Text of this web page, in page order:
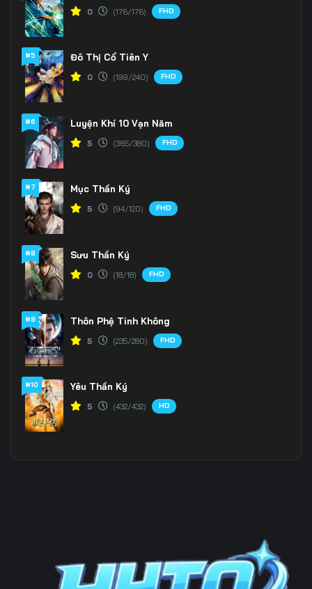
0 (176/176) FHD
#5 Đô Thị Cổ Tiên Y
0 (199/240) FHD
#6 Luyện Khí 10 Vạn Năm
5 (365/380) FHD
#7 Mục Thần Ký
5 (94/120) FHD
#8 Sưu Thần Ký
0 (18/18) FHD
#9 Thôn Phệ Tinh Không
5 (235/280) FHD
#10 Yêu Thần Ký
5 (432/432) HD